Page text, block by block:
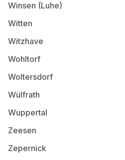
Winsen (Luhe)
Witten
Witzhave
Wohltorf
Woltersdorf
Wülfrath
Wuppertal
Zeesen
Zepernick